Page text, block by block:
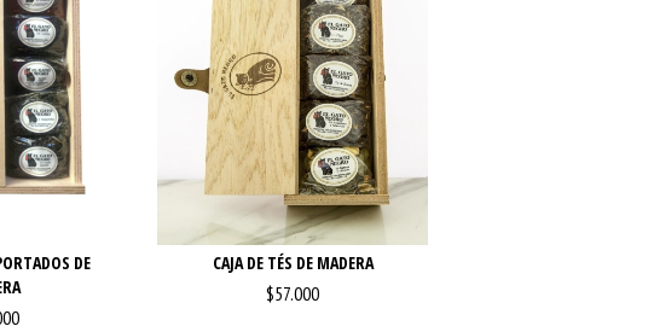
DE
CAJA DE TÉS DE MADERA
$57.000